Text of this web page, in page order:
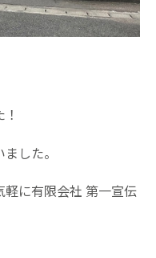
した。
に有限会社 第一宣伝